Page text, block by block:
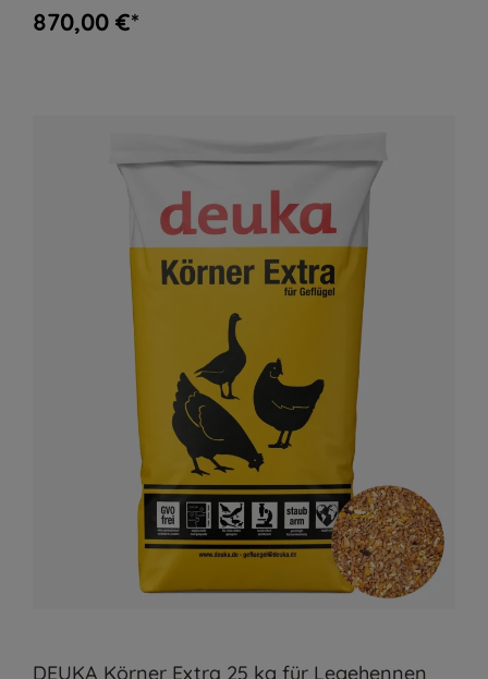
870,00 €*
DEUKA Körner Extra 25 kg für Legehennen